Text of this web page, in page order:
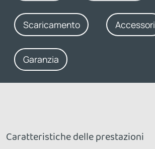
Scaricamento Accessori
Garanzia
Caratteristiche delle prestazioni